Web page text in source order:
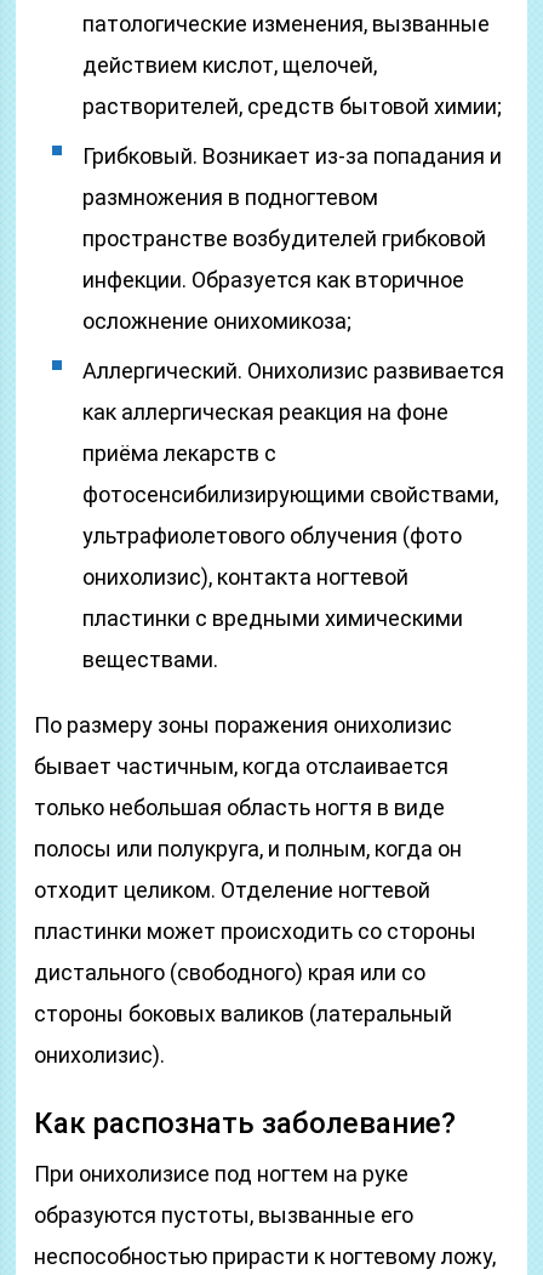
патологические изменения, вызванные
действием кислот, щелочей,
растворителей, средств бытовой химии;
Грибковый. Возникает из-за попадания и
размножения в подногтевом
пространстве возбудителей грибковой
инфекции. Образуется как вторичное
осложнение онихомикоза;
Аллергический. Онихолизис развивается
как аллергическая реакция на фоне
приёма лекарств с
фотосенсибилизирующими свойствами,
ультрафиолетового облучения (фото
онихолизис), контакта ногтевой
пластинки с вредными химическими
веществами.
По размеру зоны поражения онихолизис
бывает частичным, когда отслаивается
только небольшая область ногтя в виде
полосы или полукруга, и полным, когда он
отходит целиком. Отделение ногтевой
пластинки может происходить со стороны
дистального (свободного) края или со
стороны боковых валиков (латеральный
онихолизис).
Как распознать заболевание?
При онихолизисе под ногтем на руке
образуются пустоты, вызванные его
неспособностью прирасти к ногтевому ложу,